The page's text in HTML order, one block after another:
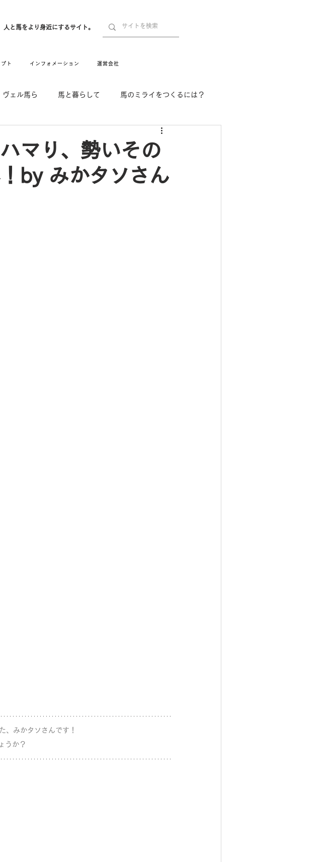
人と馬をより身近にするサイト。
ト インフォメーション 運営会社
ヴェル馬ら 馬と暮らして 馬のミライをつくるには？
Long Hit
マり、勢いその
by みかタソさん
、みかタソさんです！
うか？